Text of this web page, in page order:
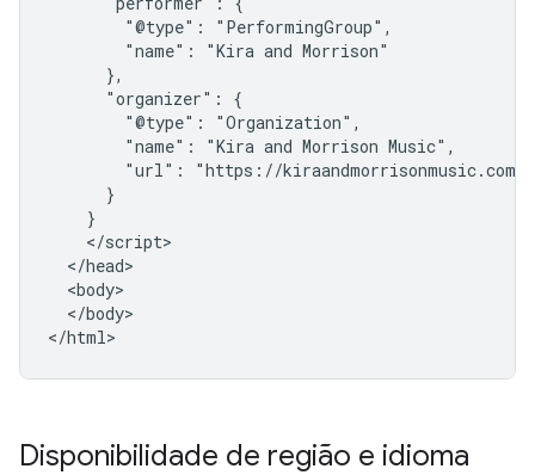
        "@type": "PerformingGroup",
        "name": "Kira and Morrison"
      },
      "organizer": {
        "@type": "Organization",
        "name": "Kira and Morrison Music",
        "url": "https://kiraandmorrisonmusic.com"
      }
    }
    </script>
  </head>
  <body>
  </body>
</html>
Disponibilidade de região e idioma